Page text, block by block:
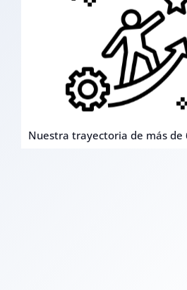
Nuestra trayectoria de más de